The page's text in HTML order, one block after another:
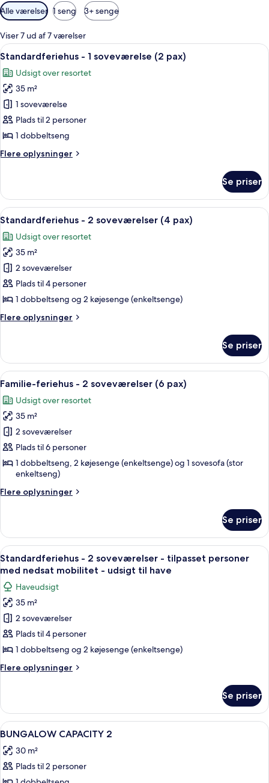
Tilgængelige
filtre
for
værelser
Alle værelser 1 seng 3+ senge
Viser 7 ud af 7 værelser
Indlæs
alle
billeder
af
Standardferiehus
-
1
(2
En rustik træhytte med saddeltag
14
Standardferiehus - 1 soveværelse (2 pax)
Udsigt over resortet
35 m²
1 soveværelse
Plads til 2 personer
1 dobbeltseng
Flere oplysninger
Flere
-
soveværelse
pax)
Se priser
Indlæs
alle
billeder
af
Standardferiehus
-
2
(4
En hyggelig træhytte med veranda,
17
Standardferiehus - 2 soveværelser (4 pax)
Udsigt over resortet
35 m²
2 soveværelser
Plads til 4 personer
1 dobbeltseng og 2 køjesenge (enkeltsenge)
Flere oplysninger
Flere
-
soveværelser
pax)
Se priser
Indlæs
alle
billeder
af
Familie-
feriehus
-
soveværelser
Et lille hus med tegltag, omgivet af
16
Familie-feriehus - 2 soveværelser (6 pax)
Udsigt over resortet
35 m²
2 soveværelser
Plads til 6 personer
1 dobbeltseng, 2 køjesenge (enkeltsenge) og 1 sovesofa (stor
enkeltseng)
Flere oplysninger
Flere
feriehus
2
soveværelser
pax)
Se priser
Indlæs
alle
billeder
af
Standardferiehus
-
2
soveværelser
-
tilpasset
med
nedsat
mobilitet
-
udsigt
til
Et soveværelse med en seng, to
7
Standardferiehus - 2 soveværelser - tilpasset personer
med nedsat mobilitet - udsigt til have
Haveudsigt
35 m²
2 soveværelser
Plads til 4 personer
1 dobbeltseng og 2 køjesenge (enkeltsenge)
Flere oplysninger
Flere
-
soveværelser
tilpasset
personer
Se priser
Indlæs
alle
billeder
af
2 soveværelser,
8
BUNGALOW CAPACITY 2
30 m²
Plads til 2 personer